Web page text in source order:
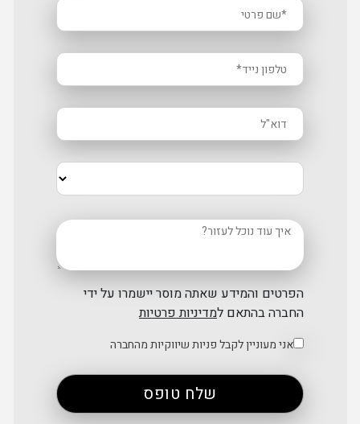
הפרטים והמידע שאתה מוסר יישמרו על ידי
החברה בהתאם למדיניות פרטיות
אני מעוניין לקבל פניות שיווקיות מהחברה